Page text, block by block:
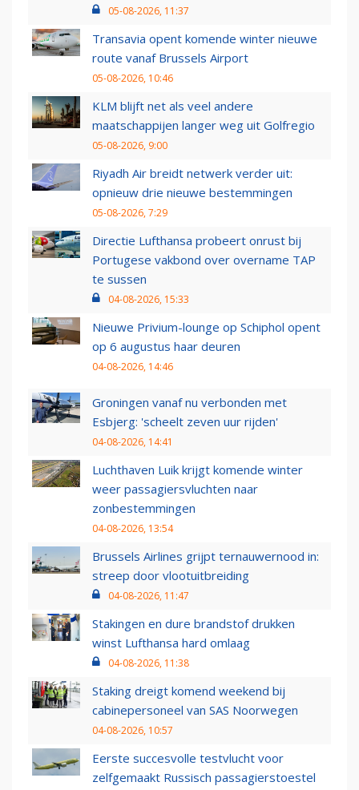
05-08-2026, 11:37
Transavia opent komende winter nieuwe
route vanaf Brussels Airport
05-08-2026, 10:46
KLM blijft net als veel andere
maatschappijen langer weg uit Golfregio
05-08-2026, 9:00
Riyadh Air breidt netwerk verder uit:
opnieuw drie nieuwe bestemmingen
05-08-2026, 7:29
Directie Lufthansa probeert onrust bij
Portugese vakbond over overname TAP
te sussen
04-08-2026, 15:33
Nieuwe Privium-lounge op Schiphol opent
op 6 augustus haar deuren
04-08-2026, 14:46
Groningen vanaf nu verbonden met
Esbjerg: 'scheelt zeven uur rijden'
04-08-2026, 14:41
Luchthaven Luik krijgt komende winter
weer passagiersvluchten naar
zonbestemmingen
04-08-2026, 13:54
Brussels Airlines grijpt ternauwernood in:
streep door vlootuitbreiding
04-08-2026, 11:47
Stakingen en dure brandstof drukken
winst Lufthansa hard omlaag
04-08-2026, 11:38
Staking dreigt komend weekend bij
cabinepersoneel van SAS Noorwegen
04-08-2026, 10:57
Eerste succesvolle testvlucht voor
zelfgemaakt Russisch passagierstoestel